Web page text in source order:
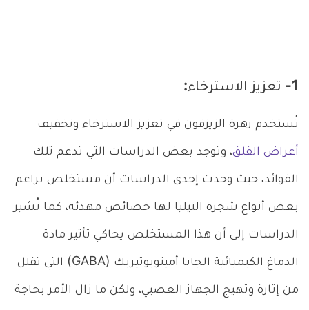
1- تعزيز الاسترخاء:
تُستخدم زهرة الزيزفون في تعزيز الاسترخاء وتخفيف
أعراض القلق، وتوجد بعض الدراسات التي تدعم تلك
الفوائد، حيث وجدت إحدى الدراسات أن مستخلص براعم
بعض أنواع شجرة التيليا لها خصائص مهدئة، كما تُشير
الدراسات إلى أن هذا المستخلص يحاكي تأثير مادة
الدماغ الكيميائية الجابا أمينوبوتيريك (GABA) التي تقلل
من إثارة وتهيج الجهاز العصبي، ولكن ما زال الأمر بحاجة